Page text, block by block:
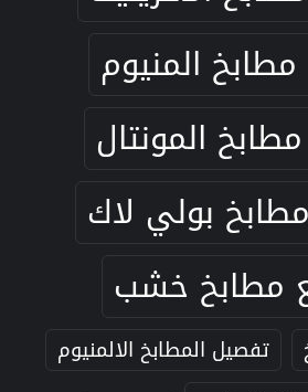
المنيوم
المونتال
بولي لاك
مطابخ خشب
تفصيل المطابخ الالمنيوم